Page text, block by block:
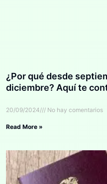
¿Por qué desde
diciembre? Aquí te
20/09/2024 No hay comentarios
Read More »